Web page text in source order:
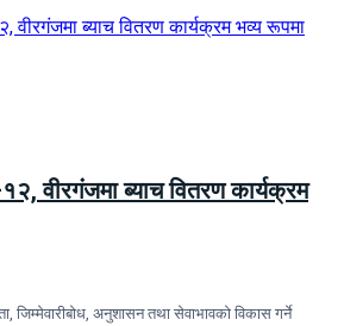
वीरगंजमा ब्याच वितरण कार्यक्रम
जिम्मेवारीबोध, अनुशासन तथा सेवाभावको विकास गर्ने